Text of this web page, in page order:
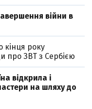
війни в
кінця року
про ЗВТ з Сербією
відкрила і
на шляху до